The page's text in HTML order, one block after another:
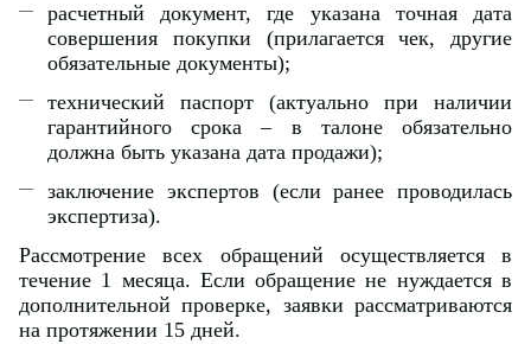
расчетный документ, где указана точная дата
совершения покупки (прилагается чек, другие
обязательные документы);
технический паспорт (актуально при наличии
гарантийного срока – в талоне обязательно
должна быть указана дата продажи);
заключение экспертов (если ранее проводилась
экспертиза).
Рассмотрение всех обращений осуществляется в
течение 1 месяца. Если обращение не нуждается в
дополнительной проверке, заявки рассматриваются
на протяжении 15 дней.